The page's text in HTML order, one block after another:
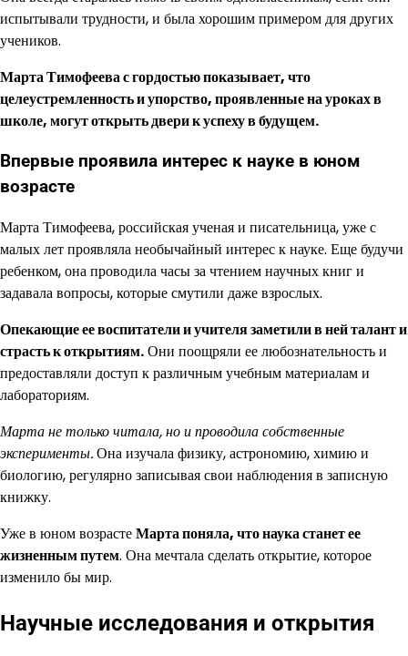
испытывали трудности, и была хорошим примером для других
учеников.
Марта Тимофеева с гордостью показывает, что
целеустремленность и упорство, проявленные на уроках в
школе, могут открыть двери к успеху в будущем.
Впервые проявила интерес к науке в юном
возрасте
Марта Тимофеева, российская ученая и писательница, уже с
малых лет проявляла необычайный интерес к науке. Еще будучи
ребенком, она проводила часы за чтением научных книг и
задавала вопросы, которые смутили даже взрослых.
Опекающие ее воспитатели и учителя заметили в ней талант и
страсть к открытиям.Они поощряли ее любознательность и
предоставляли доступ к различным учебным материалам и
лабораториям.
Марта не только читала, но и проводила собственные
эксперименты.Она изучала физику, астрономию, химию и
биологию, регулярно записывая свои наблюдения в записную
книжку.
Уже в юном возрастеМарта поняла, что наука станет ее
жизненным путем. Она мечтала сделать открытие, которое
изменило бы мир.
Научные исследования и открытия